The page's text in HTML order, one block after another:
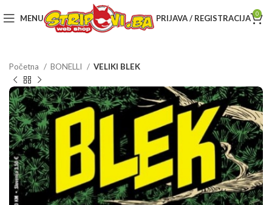
MENU PRIJAVA / REGISTRACIJA 0
Početna BONELLI VELIKI BLEK